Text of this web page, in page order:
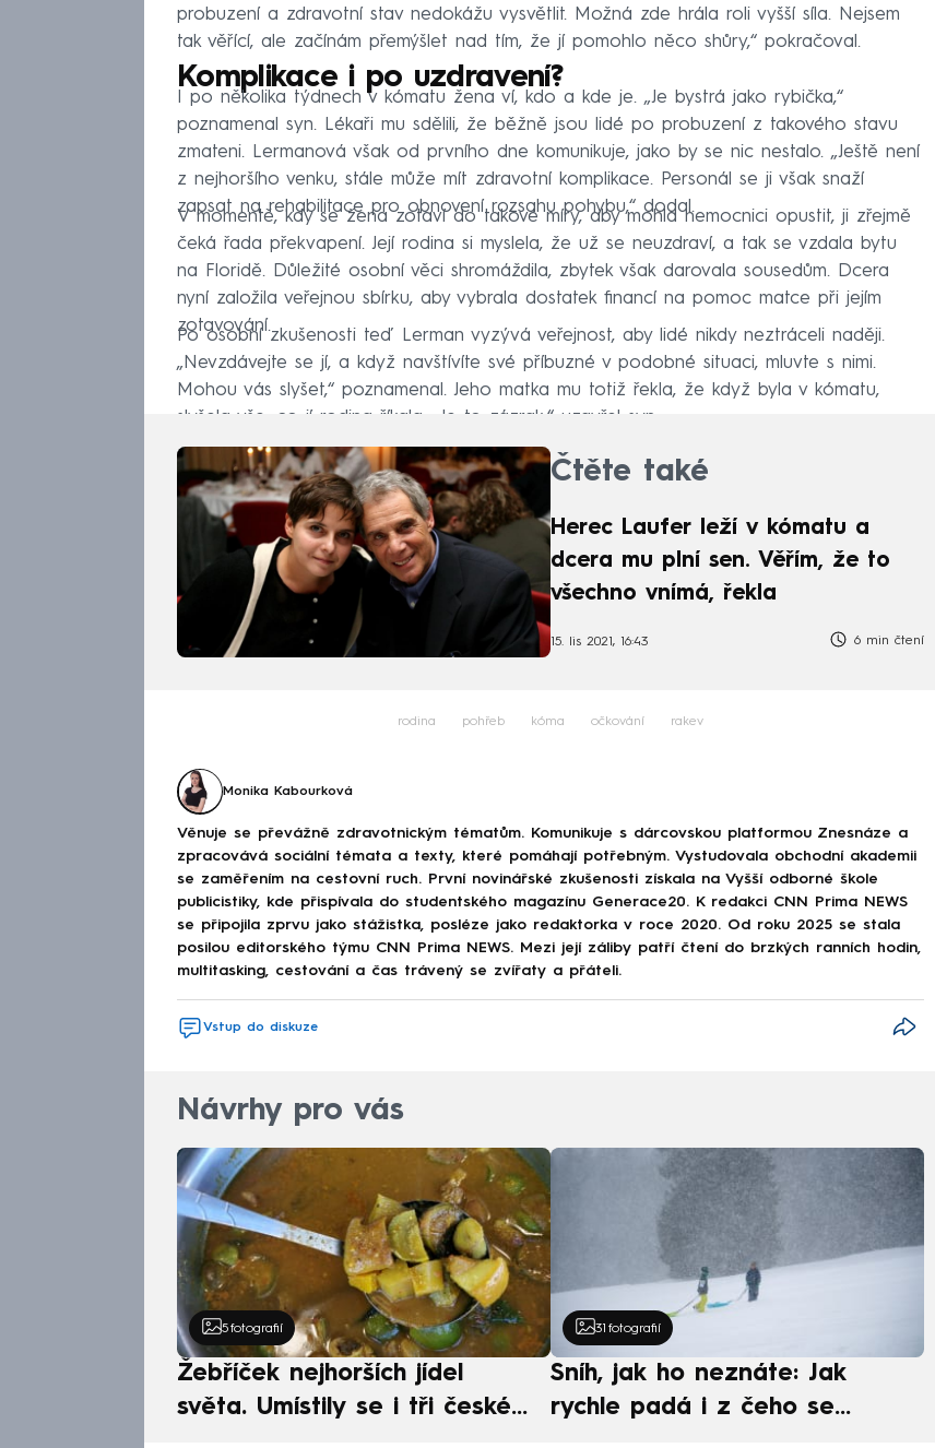
probuzení a zdravotní stav nedokážu vysvětlit. Možná zde hrála roli vyšší síla. Nejsem
tak věřící, ale začínám přemýšlet nad tím, že jí pomohlo něco shůry,“ pokračoval.
Komplikace i po uzdravení?
I po několika týdnech v kómatu žena ví, kdo a kde je. „Je bystrá jako rybička,“
poznamenal syn. Lékaři mu sdělili, že běžně jsou lidé po probuzení z takového stavu
zmateni. Lermanová však od prvního dne komunikuje, jako by se nic nestalo. „Ještě není
z nejhoršího venku, stále může mít zdravotní komplikace. Personál se ji však snaží
zapsat na rehabilitace pro obnovení rozsahu pohybu,“ dodal.
V momentě, kdy se žena zotaví do takové míry, aby mohla nemocnici opustit, ji zřejmě
čeká řada překvapení. Její rodina si myslela, že už se neuzdraví, a tak se vzdala bytu
na Floridě. Důležité osobní věci shromáždila, zbytek však darovala sousedům. Dcera
nyní založila veřejnou sbírku, aby vybrala dostatek financí na pomoc matce při jejím
zotavování.
Po osobní zkušenosti teď Lerman vyzývá veřejnost, aby lidé nikdy neztráceli naději.
„Nevzdávejte se jí, a když navštívíte své příbuzné v podobné situaci, mluvte s nimi.
Mohou vás slyšet,“ poznamenal. Jeho matka mu totiž řekla, že když byla v kómatu,
slyšela vše, co jí rodina říkala. „Je to zázrak,“ uzavřel syn.
Čtěte také
Herec Laufer leží v kómatu a
dcera mu plní sen. Věřím, že to
všechno vnímá, řekla
15. lis 2021, 16:43 6 min čtení
rodina pohřeb kóma očkování rakev
Monika Kabourková
Věnuje se převážně zdravotnickým tématům. Komunikuje s dárcovskou platformou Znesnáze a
zpracovává sociální témata a texty, které pomáhají potřebným. Vystudovala obchodní akademii
se zaměřením na cestovní ruch. První novinářské zkušenosti získala na Vyšší odborné škole
publicistiky, kde přispívala do studentského magazínu Generace20. K redakci CNN Prima NEWS
se připojila zprvu jako stážistka, posléze jako redaktorka v roce 2020. Od roku 2025 se stala
posilou editorského týmu CNN Prima NEWS. Mezi její záliby patří čtení do brzkých ranních hodin,
multitasking, cestování a čas trávený se zvířaty a přáteli.
Vstup do diskuze
Návrhy pro vás
5 fotografií
Žebříček nejhorších jídel
světa. Umístily se i tři české
31 fotografií
Sníh, jak ho neznáte: Jak
rychle padá i z čeho se